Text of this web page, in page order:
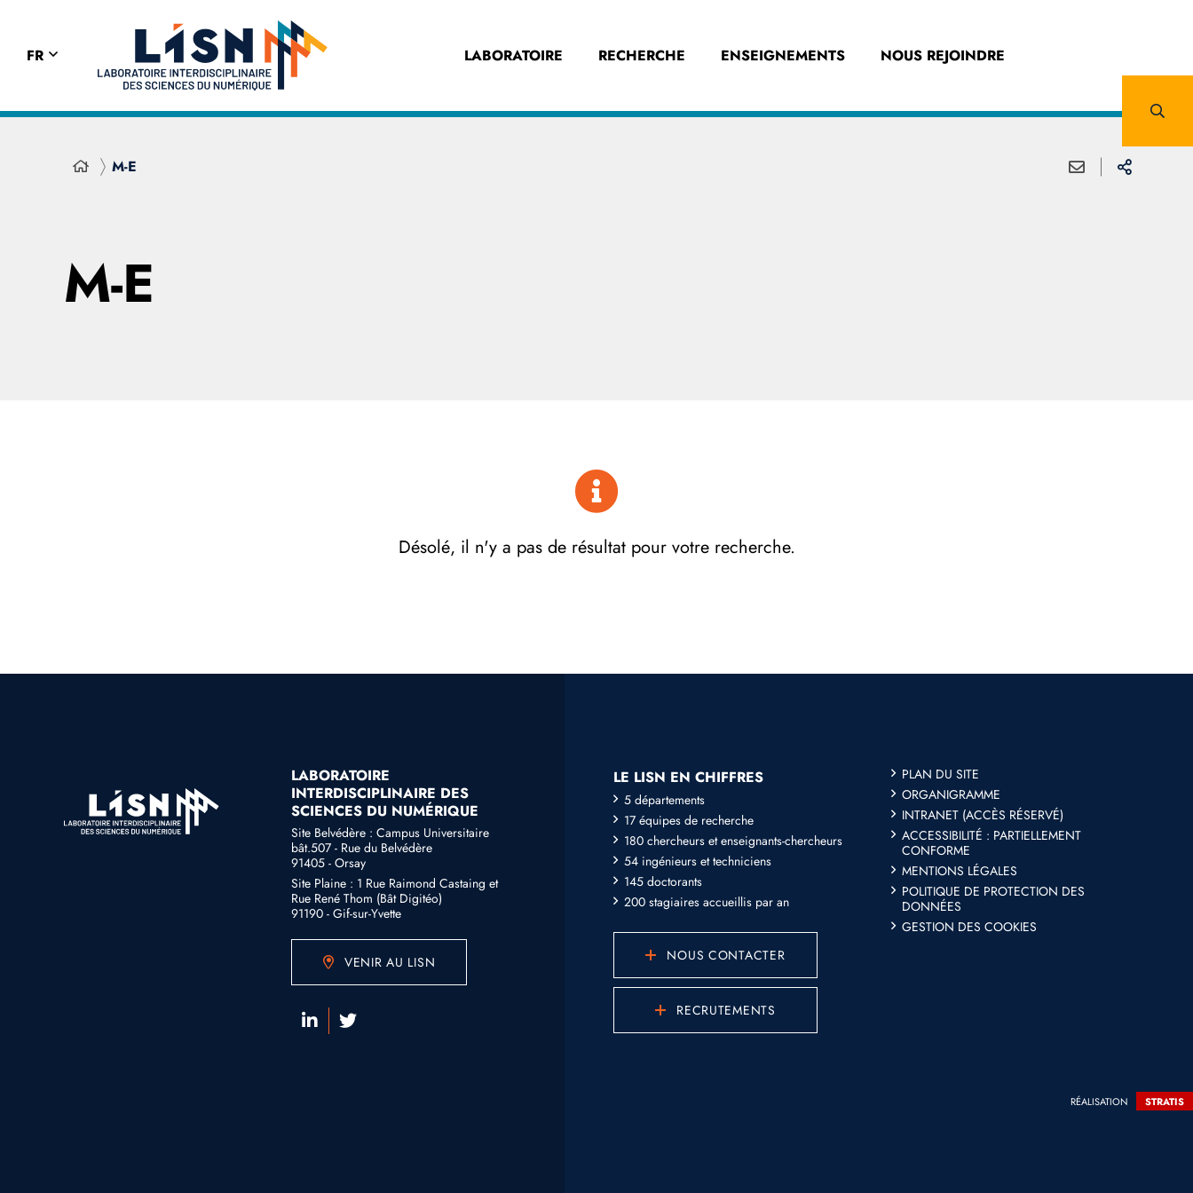
FR LABORATOIRE RECHERCHE ENSEIGNEMENTS NOUS REJOINDRE
M-E
M-E
Désolé, il n'y a pas de résultat pour votre recherche.
LABORATOIRE
INTERDISCIPLINAIRE DES
SCIENCES DU NUMÉRIQUE
Site Belvédère : Campus Universitaire
bât.507 - Rue du Belvédère
91405 - Orsay
Site Plaine : 1 Rue Raimond Castaing et
Rue René Thom (Bât Digitéo)
91190 - Gif-sur-Yvette
VENIR AU LISN
LE LISN EN CHIFFRES
5 départements
17 équipes de recherche
180 chercheurs et enseignants-chercheurs
54 ingénieurs et techniciens
145 doctorants
200 stagiaires accueillis par an
NOUS CONTACTER
RECRUTEMENTS
PLAN DU SITE
ORGANIGRAMME
INTRANET (ACCÈS RÉSERVÉ)
ACCESSIBILITÉ : PARTIELLEMENT
CONFORME
MENTIONS LÉGALES
POLITIQUE DE PROTECTION DES
DONNÉES
GESTION DES COOKIES
RÉALISATION STRATIS